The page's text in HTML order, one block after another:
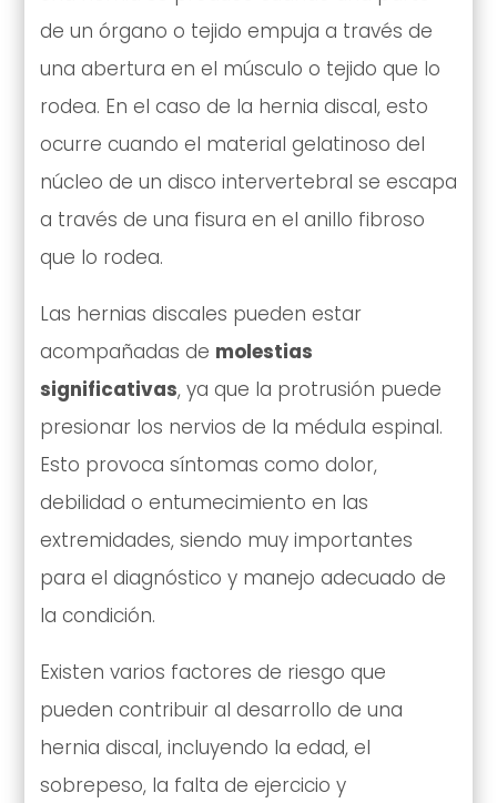
de un órgano o tejido empuja a través de
una abertura en el músculo o tejido que lo
rodea. En el caso de la hernia discal, esto
ocurre cuando el material gelatinoso del
núcleo de un disco intervertebral se escapa
a través de una fisura en el anillo fibroso
que lo rodea.
Las hernias discales pueden estar
acompañadas de molestias
significativas, ya que la protrusión puede
presionar los nervios de la médula espinal.
Esto provoca síntomas como dolor,
debilidad o entumecimiento en las
extremidades, siendo muy importantes
para el diagnóstico y manejo adecuado de
la condición.
Existen varios factores de riesgo que
pueden contribuir al desarrollo de una
hernia discal, incluyendo la edad, el
sobrepeso, la falta de ejercicio y